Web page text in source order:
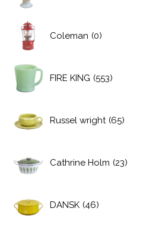
Coleman (0)
FIRE KING (553)
Russel wright (65)
Cathrine Holm (23)
DANSK (46)